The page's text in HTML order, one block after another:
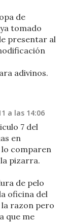
de
tomado
presentar al
adivinos.
a las 14:06
7 del
en
lo comparen
pizarra.
de pelo
oficina del
razon pero
que me